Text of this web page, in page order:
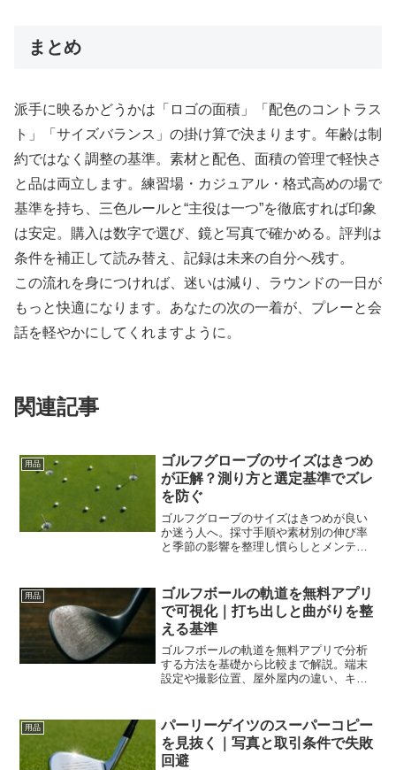
まとめ
派手に映るかどうかは「ロゴの面積」「配色のコントラス
ト」「サイズバランス」の掛け算で決まります。年齢は制
約ではなく調整の基準。素材と配色、面積の管理で軽快さ
と品は両立します。練習場・カジュアル・格式高めの場で
基準を持ち、三色ルールと“主役は一つ”を徹底すれば印象
は安定。購入は数字で選び、鏡と写真で確かめる。評判は
条件を補正して読み替え、記録は未来の自分へ残す。
この流れを身につければ、迷いは減り、ラウンドの一日が
もっと快適になります。あなたの次の一着が、プレーと会
話を軽やかにしてくれますように。
関連記事
用品
ゴルフグローブのサイズはきつめ
が正解？測り方と選定基準でズレ
を防ぐ
ゴルフグローブのサイズはきつめが良い
か迷う人へ。採寸手順や素材別の伸び率
と季節の影響を整理し慣らしとメンテの
用品
ゴルフボールの軌道を無料アプリ
で可視化｜打ち出しと曲がりを整
える基準
ゴルフボールの軌道を無料アプリで分析
する方法を基礎から比較まで解説。端末
設定や撮影位置、屋外屋内の違い、キャ
用品
パーリーゲイツのスーパーコピー
を見抜く｜写真と取引条件で失敗
回避